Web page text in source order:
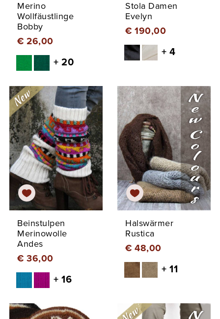
Merino
Wollfäustlinge
Bobby
€ 26,00
+ 20
Stola Damen
Evelyn
€ 190,00
+ 4
Beinstulpen
Merinowolle
Andes
€ 36,00
+ 16
Halswärmer
Rustica
€ 48,00
+ 11